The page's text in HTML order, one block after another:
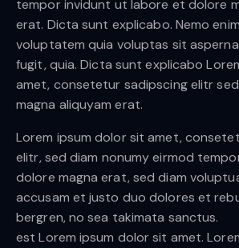
tempor invidunt ut labore et dolore
erat. Dicta sunt explicabo. Nemo
voluptatem quia voluptas sit
fugit, quia. Dicta sunt explicabo
amet, consetetur sadipscing elitr
magna aliquyam erat.
Lorem ipsum dolor sit amet,
elitr, sed diam nonumy eirmod
dolore magna erat, sed diam
accusam et justo duo dolores et
bergren, no sea takimata sanctus.
est Lorem ipsum dolor sit amet.